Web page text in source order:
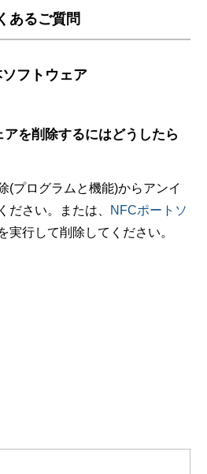
あるご質問
フトウェア
を削除するにはどうしたら
(プログラムと機能)からアンイ
ださい。または、
NFCポートソ
実行して削除してください。